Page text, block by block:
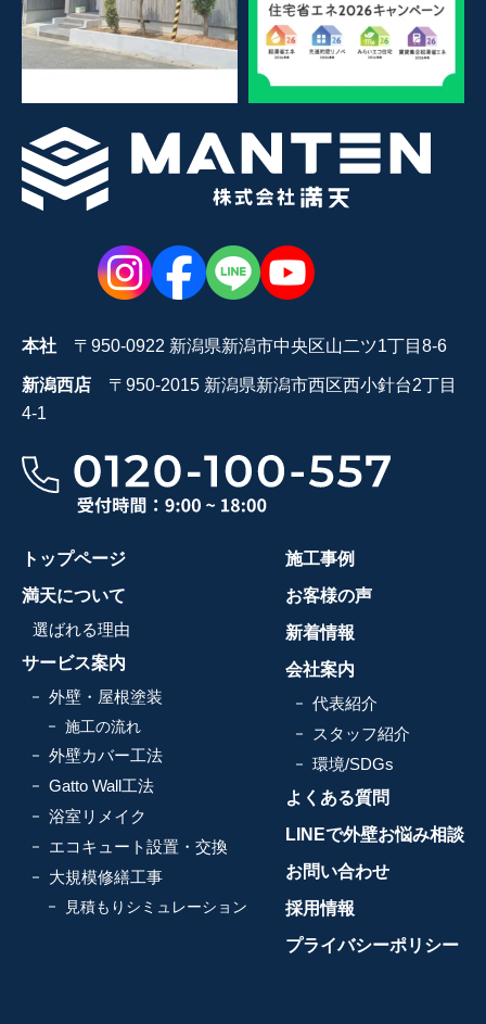
本社 〒950-0922 新潟県新潟市中央区山二ツ1丁目8-6
新潟西店 〒950-2015 新潟県新潟市西区西小針台2丁目
4-1
トップページ
満天について
選ばれる理由
サービス案内
外壁・屋根塗装
施工の流れ
外壁カバー工法
Gatto Wall工法
浴室リメイク
エコキュート設置・交換
大規模修繕工事
見積もりシミュレーション
施工事例
お客様の声
新着情報
会社案内
代表紹介
スタッフ紹介
環境/SDGs
よくある質問
LINEで外壁お悩み相談
お問い合わせ
採用情報
プライバシーポリシー